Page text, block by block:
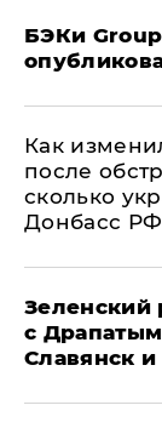
​БЭКи
Как
после
сколько
Донбасс РФ
​Зеленский
с
Славянск